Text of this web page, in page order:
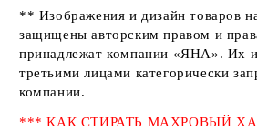
** Изображения и дизайн товаров
защищены авторским правом и
принадлежат компании «ЯНА». Их
третьими лицами категорически
компании.
*** КАК СТИРАТЬ МАХРОВЫЙ